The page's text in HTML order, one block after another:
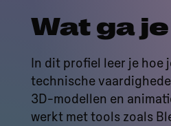
Wat ga
In dit profiel leer je hoe
technische
3D-modellen en
werkt met tools zoals